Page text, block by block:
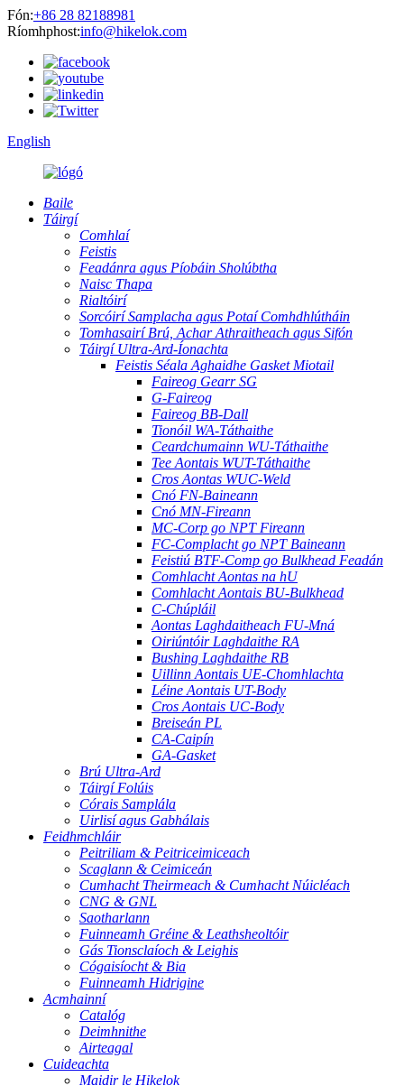
Fón:+86 28 82188981
Ríomhphost:info@hikelok.com
English
Baile
Táirgí
Comhlaí
Feistis
Feadánra agus Píobáin Sholúbtha
Naisc Thapa
Rialtóirí
Sorcóirí Samplacha agus Potaí Comhdhlútháin
Tomhasairí Brú, Achar Athraitheach agus Sifón
Táirgí Ultra-Ard-Íonachta
Feistis Séala Aghaidhe Gasket Miotail
Faireog Gearr SG
G-Faireog
Faireog BB-Dall
Tionóil WA-Táthaithe
Ceardchumainn WU-Táthaithe
Tee Aontais WUT-Táthaithe
Cros Aontas WUC-Weld
Cnó FN-Baineann
Cnó MN-Fireann
MC-Corp go NPT Fireann
FC-Complacht go NPT Baineann
Feistiú BTF-Comp go Bulkhead Feadán
Comhlacht Aontas na hU
Comhlacht Aontais BU-Bulkhead
C-Chúpláil
Aontas Laghdaitheach FU-Mná
Oiriúntóir Laghdaithe RA
Bushing Laghdaithe RB
Uillinn Aontais UE-Chomhlachta
Léine Aontais UT-Body
Cros Aontais UC-Body
Breiseán PL
CA-Caipín
GA-Gasket
Brú Ultra-Ard
Táirgí Folúis
Córais Samplála
Uirlisí agus Gabhálais
Feidhmchláir
Peitriliam & Peitriceimiceach
Scaglann & Ceimiceán
Cumhacht Theirmeach & Cumhacht Núicléach
CNG & GNL
Saotharlann
Fuinneamh Gréine & Leathsheoltóir
Gás Tionsclaíoch & Leighis
Cógaisíocht & Bia
Fuinneamh Hidrigine
Acmhainní
Catalóg
Deimhnithe
Airteagal
Cuideachta
Maidir le Hikelok